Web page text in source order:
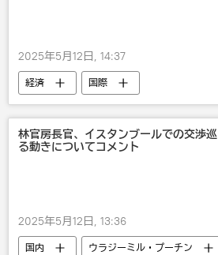
2025年5月12日, 14:37
経済 国際
林官房長官、イスタンブールでの交渉巡
る動きについてコメント
2025年5月12日, 13:36
国内
ウラジーミル・プーチン